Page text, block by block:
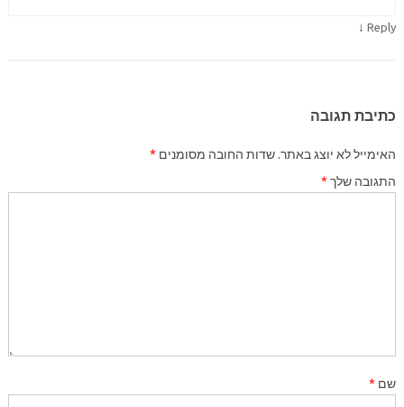
Reply
↓
כתיבת תגובה
האימייל לא יוצג באתר.שדות החובה מסומנים*
התגובה שלך*
שם*